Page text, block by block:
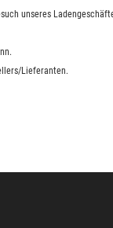
unseres
Lieferanten.